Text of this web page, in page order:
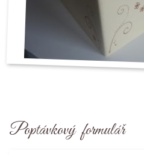
Poptávkový formulář